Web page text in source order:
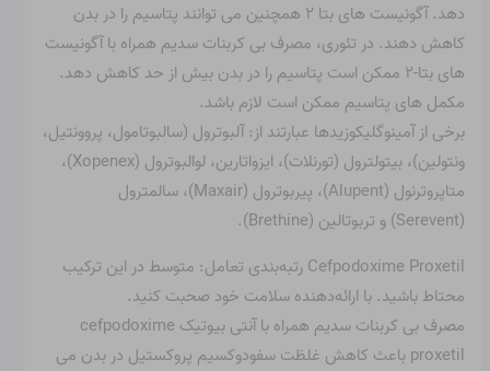
دهد. آگونیست های بتا ۲ همچنین می توانند پتاسیم را در بدن
کاهش دهند. در تئوری، مصرف بی کربنات سدیم همراه با آگونیست
های بتا-۲ ممکن است پتاسیم را در بدن بیش از حد کاهش دهد.
مکمل های پتاسیم ممکن است لازم باشد.
برخی از آمینوگلیکوزیدها عبارتند از: آلبوترول (سالبوتامول، پروونتیل،
ونتولین)، بیتولترول (تورنلات)، ایزواتارین، لوالبوترول (Xopenex)،
متاپروترنول (Alupent)، پیربوترول (Maxair)، سالمترول
(Serevent) و تربوتالین (Brethine).
Cefpodoxime Proxetil رتبه‌بندی تعامل: متوسط ​​در این ترکیب
محتاط باشید. با ارائه‌دهنده سلامت خود صحبت کنید.
مصرف بی کربنات سدیم همراه با آنتی بیوتیک cefpodoxime
proxetil باعث کاهش غلظت سفودوکسیم پروکستیل در بدن می